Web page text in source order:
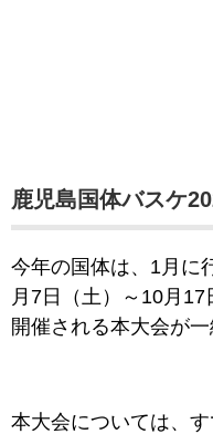
鹿児島国体バスケ
今年の国体は、1月に
月7日（土）～10月
開催される本大会が一
本大会については、